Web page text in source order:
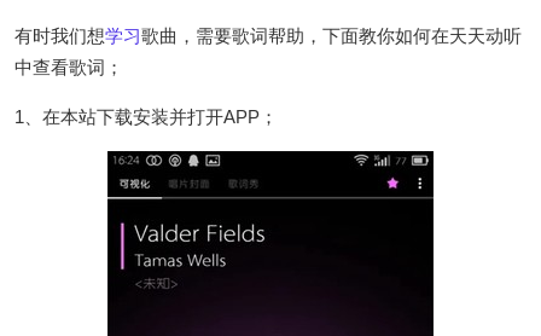
有时我们想学习歌曲，需要歌词帮助，下面教你如何在天天动听
中查看歌词；
1、在本站下载安装并打开APP；